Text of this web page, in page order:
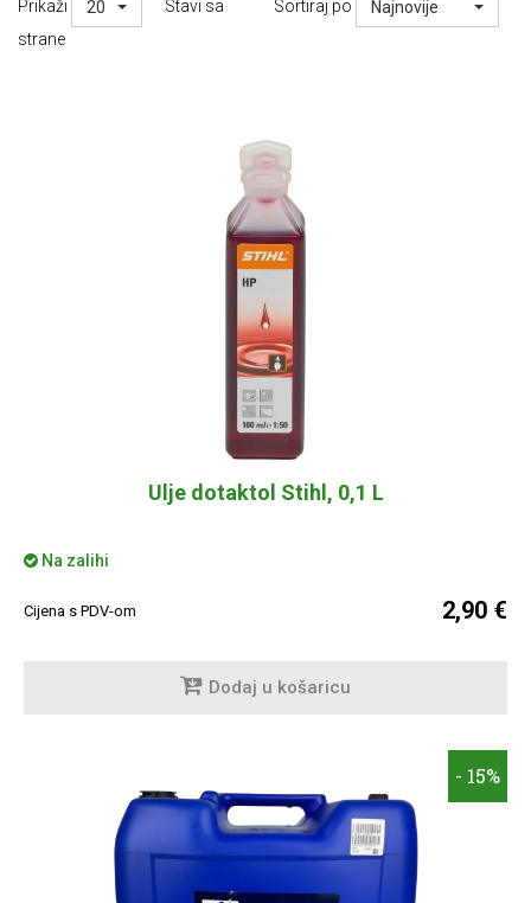
Prikaži 20
Stavi sa
strane
Sortiraj po Najnovije
Ulje dotaktol Stihl, 0,1 L
Na zalihi
Cijena s PDV-om 2,90 €
Dodaj u košaricu
- 15%